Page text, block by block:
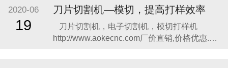
2020-06
19
刀片切割机—模切，提高打样效率
​​刀片切割机，电子切割机，模切打样机
http://www.aokecnc.com​厂价直销,价格优惠.奥